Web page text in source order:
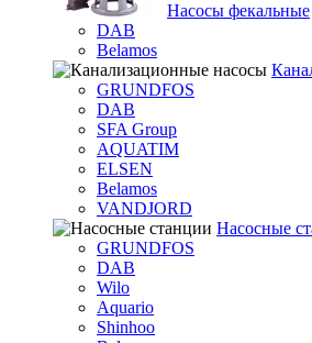
Насосы фекальные
DAB
Belamos
GRUNDFOS
DAB
SFA Group
AQUATIM
ELSEN
Belamos
VANDJORD
Насосные
GRUNDFOS
DAB
Wilo
Aquario
Shinhoo